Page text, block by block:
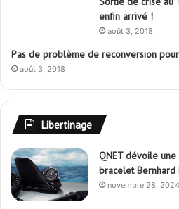
enfin arrivé !
août 3, 2018
Pas de problème de reconversion
août 3, 2018
Libertinage
QNET dévoile
bracelet Bernhard
novembre 28, 2024